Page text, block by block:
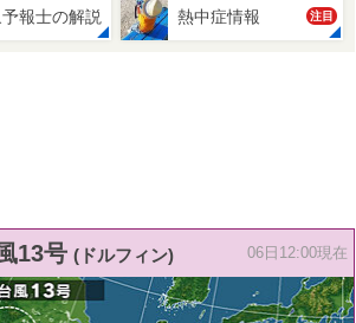
報士の解説 熱中症情報 注目
13号 (ドルフィン) 06日12:00現在